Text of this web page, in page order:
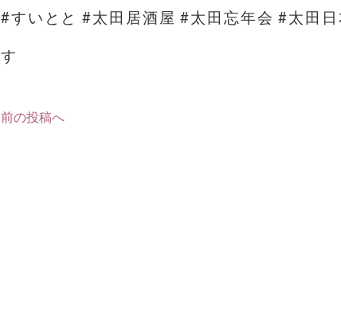
#すいとと #太田居酒屋 #太田忘年会 #太田日
す
前の投稿へ